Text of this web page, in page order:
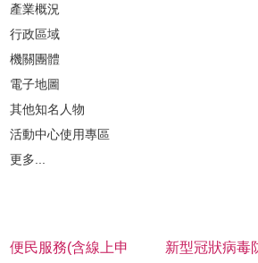
產業概況
行政區域
機關團體
電子地圖
其他知名人物
活動中心使用專區
更多...
便民服務(含線上申
新型冠狀病毒